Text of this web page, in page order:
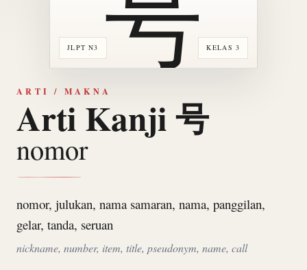
JLPT N3 KELAS 3
ARTI / MAKNA
Arti Kanji 号
nomor
nomor, julukan, nama samaran, nama, panggilan,
gelar, tanda, seruan
nickname, number, item, title, pseudonym, name, call